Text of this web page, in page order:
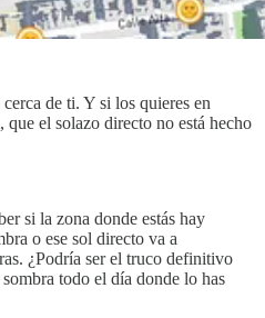
cerca de ti. Y si los quieres en
el solazo directo no está hecho
si la zona donde estás hay
o ese sol directo va a
¿Podría ser el truco definitivo
todo el día donde lo has